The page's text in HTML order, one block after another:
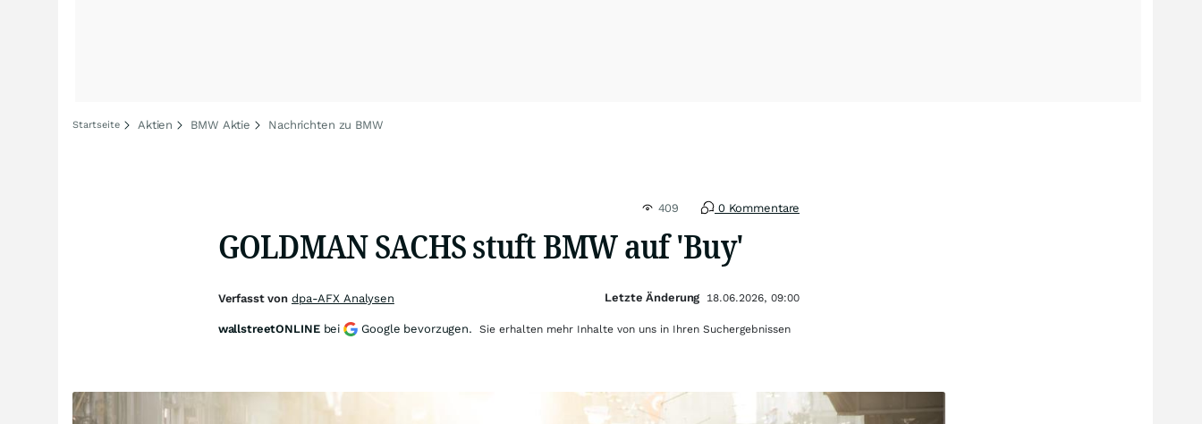
Startseite Aktien BMW Aktie Nachrichten zu BMW
409 0 Kommentare
GOLDMAN SACHS stuft BMW auf 'Buy'
Verfasst von dpa-AFX Analysen Letzte Änderung 18.06.2026, 09:00
wallstreetONLINE bei Google bevorzugen. Sie erhalten mehr Inhalte von uns in Ihren Suchergebnissen